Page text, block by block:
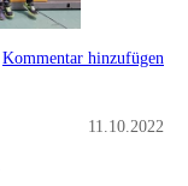
Kommentar hinzufügen
11.10.2022